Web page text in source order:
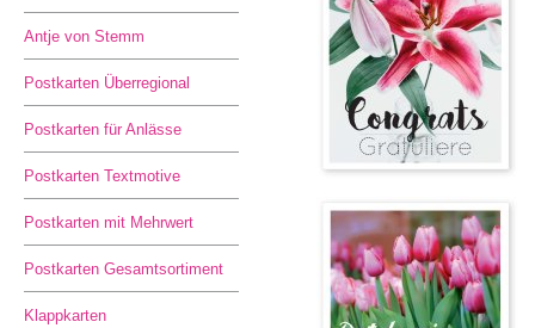
Antje von Stemm
Postkarten Überregional
Postkarten für Anlässe
Postkarten Textmotive
Postkarten mit Mehrwert
Postkarten Gesamtsortiment
Klappkarten